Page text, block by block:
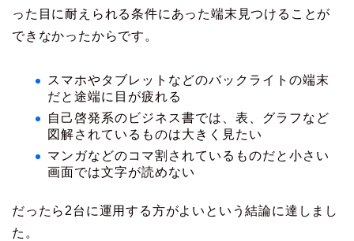
った目に耐えられる条件にあった端末見つけることが
できなかったからです。
スマホやタブレットなどのバックライトの端末
だと途端に目が疲れる
自己啓発系のビジネス書では、表、グラフなど
図解されているものは大きく見たい
マンガなどのコマ割されているものだと小さい
画面では文字が読めない
だったら2台に運用する方がよいという結論に達しまし
た。